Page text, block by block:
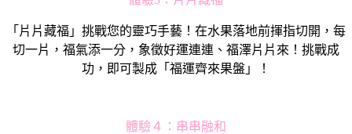
「片片藏福」挑戰您的靈巧手藝！在水果落地前揮指切開，每
切一片，福氣添一分，象徵好運連連、福澤片片來！挑戰成
功，即可製成「福運齊來果盤」！
體驗４：串串融和